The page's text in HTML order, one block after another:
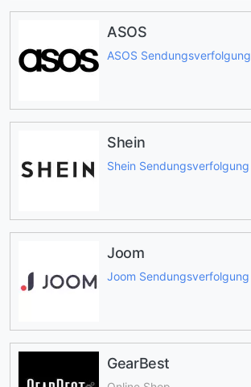
ASOS
ASOS Sendungsverfolgung
Shein
Shein Sendungsverfolgung
Joom
Joom Sendungsverfolgung
GearBest